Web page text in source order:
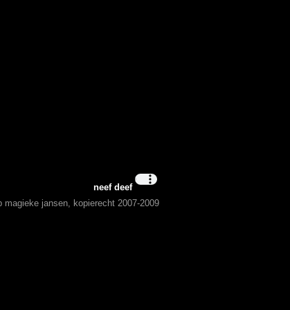
neef deef
jansen, kopierecht 2007-2009